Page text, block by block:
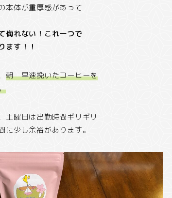
本体が重厚感があって
侮れない！これ一つで
ます！！
朝 早速挽いたコーヒーを
土曜日は出勤時間ギリギリ
に少し余裕があります。